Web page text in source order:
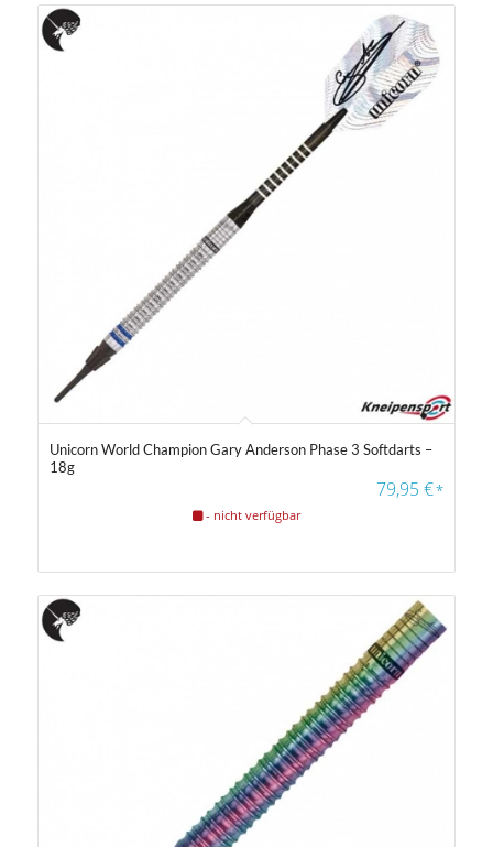
Unicorn World Champion Gary Anderson Phase 3 Softdarts –
18g
79,95€*
- nicht verfügbar